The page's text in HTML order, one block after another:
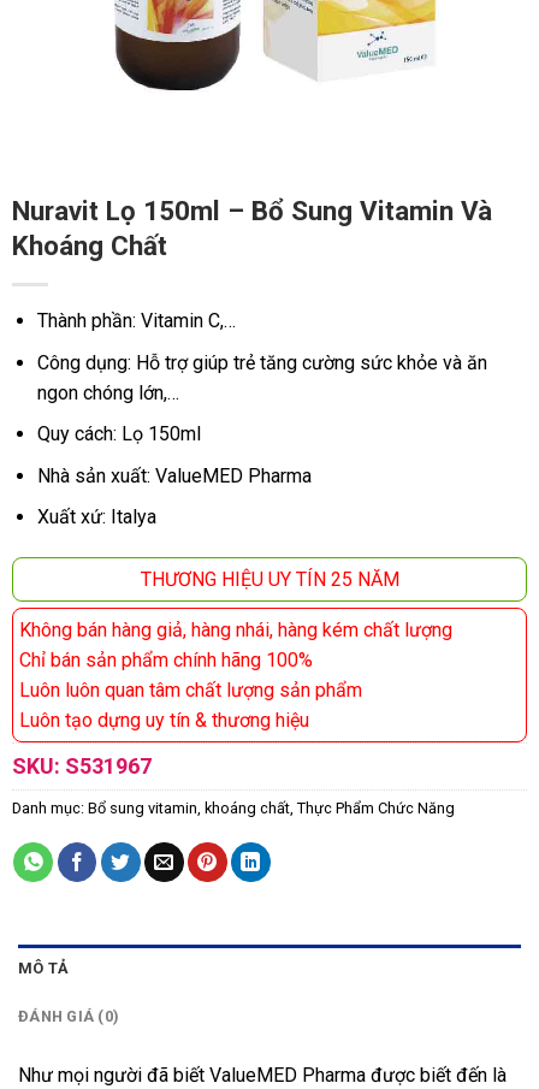
Nuravit Lọ 150ml – Bổ Sung Vitamin Và
Khoáng Chất
Thành phần: Vitamin C,…
Công dụng: Hỗ trợ giúp trẻ tăng cường sức khỏe và ăn
ngon chóng lớn,…
Quy cách: Lọ 150ml
Nhà sản xuất: ValueMED Pharma
Xuất xứ: Italya
THƯƠNG HIỆU UY TÍN 25 NĂM
Không bán hàng giả, hàng nhái, hàng kém chất lượng
Chỉ bán sản phẩm chính hãng 100%
Luôn luôn quan tâm chất lượng sản phẩm
Luôn tạo dựng uy tín & thương hiệu
SKU: S531967
Danh mục: Bổ sung vitamin, khoáng chất, Thực Phẩm Chức Năng
MÔ TẢ
ĐÁNH GIÁ (0)
Như mọi người đã biết ValueMED Pharma được biết đến là